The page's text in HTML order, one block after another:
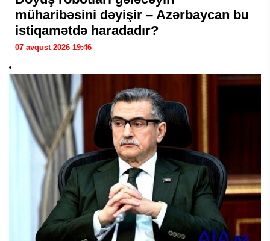
müharibəsini dəyişir – Azərbaycan bu
istiqamətdə haradadır?
07 avqust 2026 19:46